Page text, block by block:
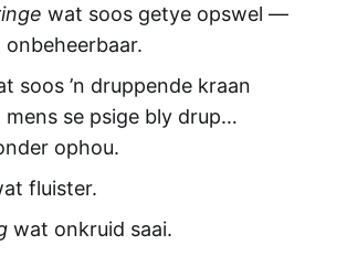
wat soos getye opswel —
onbeheerbaar.
soos ’n druppende kraan
mens se psige bly drup…
ophou.
fluister.
wat onkruid saai.